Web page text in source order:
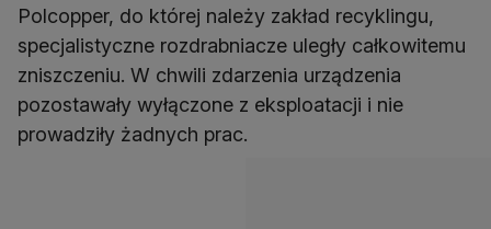
Polcopper, do której należy zakład recyklingu,
specjalistyczne rozdrabniacze uległy całkowitemu
zniszczeniu. W chwili zdarzenia urządzenia
pozostawały wyłączone z eksploatacji i nie
prowadziły żadnych prac.